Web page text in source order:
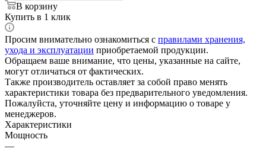
В корзину
Купить в 1 клик
Просим внимательно ознакомиться с правилами хранения,
ухода и эксплуатации приобретаемой продукции.
Обращаем ваше внимание, что цены, указанные на сайте,
могут отличаться от фактических.
Также производитель оставляет за собой право менять
характеристики товара без предварительного уведомления.
Пожалуйста, уточняйте цену и информацию о товаре у
менеджеров.
Характеристики
Мощность
—